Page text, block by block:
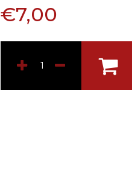
€7,00